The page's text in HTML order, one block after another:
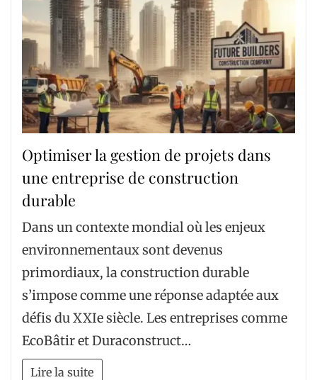
Optimiser la gestion de projets dans
une entreprise de construction
durable
Dans un contexte mondial où les enjeux
environnementaux sont devenus
primordiaux, la construction durable
s’impose comme une réponse adaptée aux
défis du XXIe siècle. Les entreprises comme
EcoBâtir et Duraconstruct…
Lire la suite